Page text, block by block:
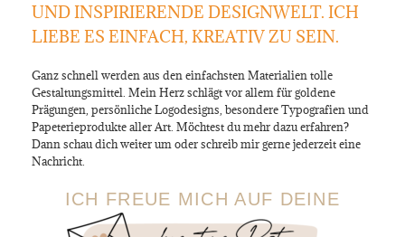
UND INSPIRIERENDE DESIGNWELT. ICH
LIEBE ES EINFACH, KREATIV ZU SEIN.
Ganz schnell werden aus den einfachsten Materialien tolle
Gestaltungsmittel. Mein Herz schlägt vor allem für goldene
Prägungen, persönliche Logodesigns, besondere Typografien und
Papeterieprodukte aller Art. Möchtest du mehr dazu erfahren?
Dann schau dich weiter um oder schreib mir gerne jederzeit eine
Nachricht.
ICH FREUE MICH AUF DEINE